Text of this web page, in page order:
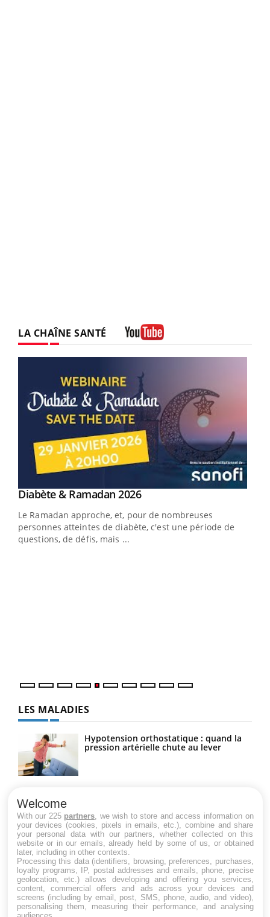
LA CHAÎNE SANTÉ
Youtube
Diabète & Ramadan 2026Youtube
Le Ramadan approche, et, pour de nombreuses
personnes atteintes de diabète, c'est une période de
questions, de défis, mais ...
LES MALADIES
Hypotension orthostatique : quand la
pression artérielle chute au lever
Maladie de Charcot (Sclérose latérale
amyotrophique)
Welcome
With our 225 partners , we wish to store and access information on
your devices (cookies, pixels in emails, etc.), combine and share
your personal data with our partners, whether collected on this
website or in our emails, already held by some of us, or obtained
later, including in other contexts.
Processing this data (identifiers, browsing, preferences, purchases,
loyalty programs, IP, postal addresses and emails, phone, precise
geolocation, etc.) allows developing and offering you services,
content, commercial offers and ads across your devices and
screens (including by email, post, SMS, phone, audio, and video),
personalising them, measuring their performance, and analysing
audiences.